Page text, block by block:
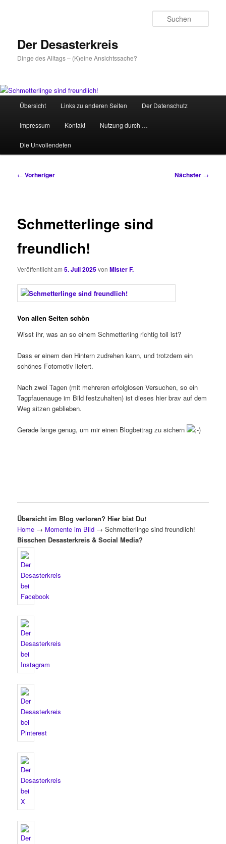
Der Desasterkreis
Dinge des Alltags – (K)eine Ansichtssache?
HauptmenüÜbersicht Links zu anderen Seiten Der Datenschutz
Impressum Kontakt Nutzung durch …
Die Unvollendeten
Beitragsnavigation
← Vorheriger Nächster →
Schmetterlinge sind
freundlich!
Veröffentlicht am5. Juli 2025vonMister F.
Von allen Seiten schön
Wisst ihr, was an so einem Schmetterling richtig toll ist?
Dass er einem den Hintern zudrehen kann, und trotzdem ein
schönes Fotomotiv liefert.
Nach zwei Tagen (mit mehreren erfolglosen Versuchen, so ein
Tagpfauenauge im Bild festzuhalten) ist dieses hier brav auf dem
Weg sitzen geblieben.
Gerade lange genug, um mir einen Blogbeitrag zu sichern
Übersicht im Blog verloren? Hier bist Du!
Home → Momente im Bild → Schmetterlinge sind freundlich!
Bisschen Desasterkreis & Social Media?